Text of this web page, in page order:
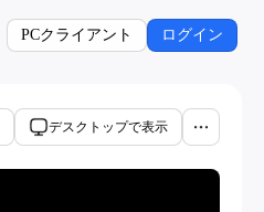
PCクライアント ログイン
デスクトップで表示